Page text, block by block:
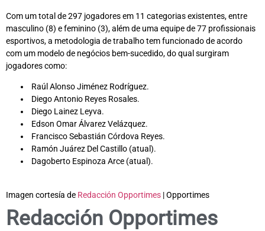
Com um total de 297 jogadores em 11 categorias existentes, entre
masculino (8) e feminino (3), além de uma equipe de 77 profissionais
esportivos, a metodologia de trabalho tem funcionado de acordo
com um modelo de negócios bem-sucedido, do qual surgiram
jogadores como:
Raúl Alonso Jiménez Rodríguez.
Diego Antonio Reyes Rosales.
Diego Lainez Leyva.
Edson Omar Álvarez Velázquez.
Francisco Sebastián Córdova Reyes.
Ramón Juárez Del Castillo (atual).
Dagoberto Espinoza Arce (atual).
Imagen cortesía de Redacción Opportimes | Opportimes
Redacción Opportimes